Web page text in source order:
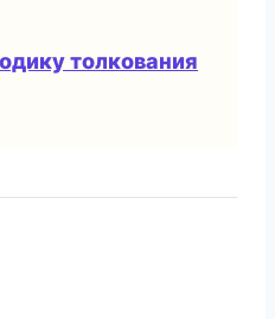
толкования